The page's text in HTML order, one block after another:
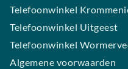
Telefoonwinkel
Telefoonwinkel Uitgeest
Telefoonwinkel
Algemene voorwaarden